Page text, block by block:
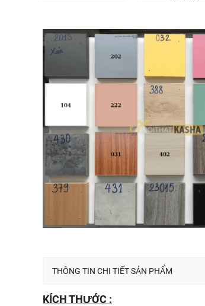
THÔNG TIN CHI TIẾT SẢN PHẨM
KÍCH THƯỚC :